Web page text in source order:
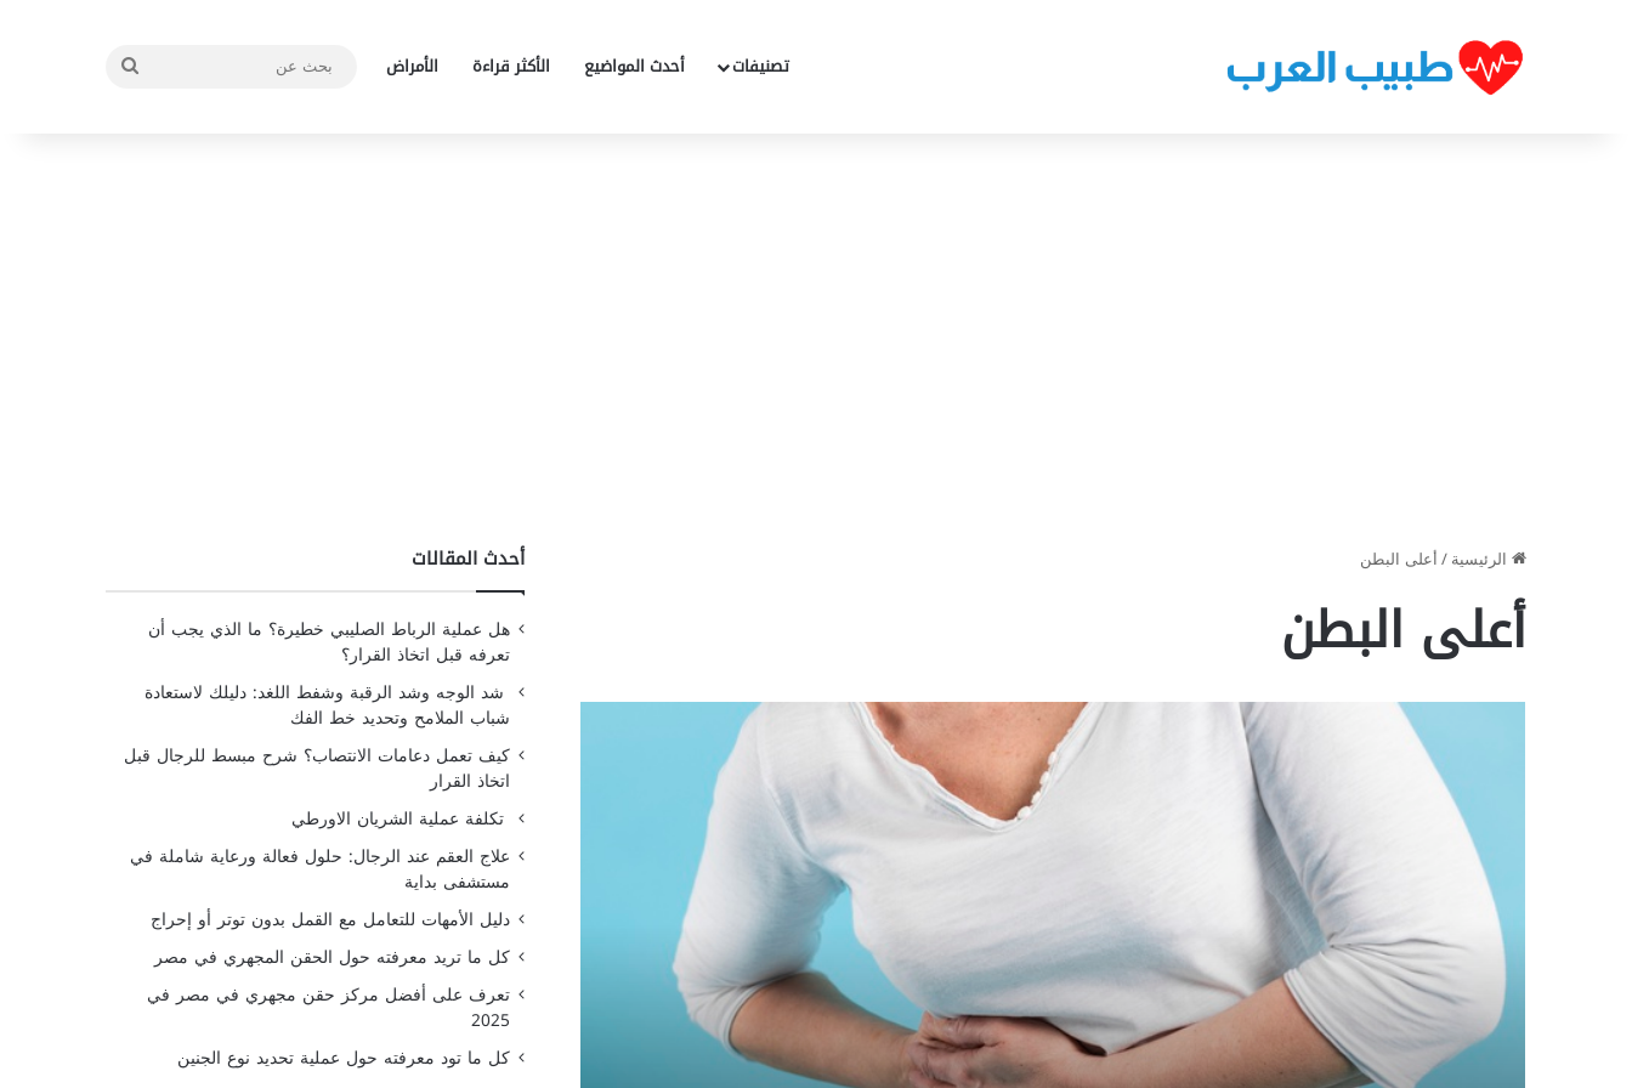
تصنيفات أحدث المواضيع الأكثر قراءة الأمراض
الرئيسية/أعلى البطن
أعلى البطن
أحدث المقالات
هل عملية الرباط الصليبي خطيرة؟ ما الذي يجب أن
تعرفه قبل اتخاذ القرار؟
شد الوجه وشد الرقبة وشفط اللغد: دليلك لاستعادة
شباب الملامح وتحديد خط الفك
كيف تعمل دعامات الانتصاب؟ شرح مبسط للرجال قبل
اتخاذ القرار
تكلفة عملية الشريان الاورطي
علاج العقم عند الرجال: حلول فعالة ورعاية شاملة في
مستشفى بداية
دليل الأمهات للتعامل مع القمل بدون توتر أو إحراج
كل ما تريد معرفته حول الحقن المجهري في مصر
تعرف على أفضل مركز حقن مجهري في مصر في
2025
كل ما تود معرفته حول عملية تحديد نوع الجنين